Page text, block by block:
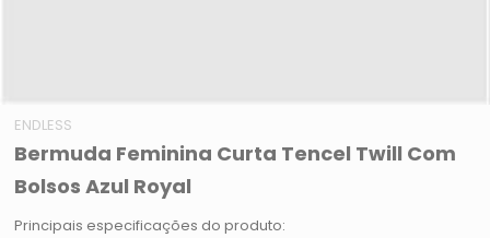
ENDLESS
Bermuda Feminina Curta Tencel Twill Com
Bolsos Azul Royal
Principais especificações do produto: